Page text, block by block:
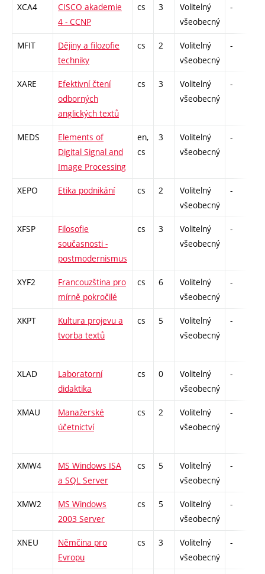
XCA4
CISCO akademie
4 - CCNP
cs 3
Volitelný
všeobecný
-
MFIT
Dějiny a filozofie
techniky
cs 2
Volitelný
všeobecný
-
XARE
Efektivní čtení
odborných
anglických textů
cs 3
Volitelný
všeobecný
-
MEDS
Elements of
Digital Signal and
Image Processing
en,
cs
3
Volitelný
všeobecný
-
XEPO Etika podnikání cs 2
Volitelný
všeobecný
-
XFSP
Filosofie
současnosti -
postmodernismus
cs 3
Volitelný
všeobecný
-
XYF2
Francouzština pro
mírně pokročilé
cs 6
Volitelný
všeobecný
-
XKPT
Kultura projevu a
tvorba textů
cs 5
Volitelný
všeobecný
-
XLAD
Laboratorní
didaktika
cs 0
Volitelný
všeobecný
-
XMAU
Manažerské
účetnictví
cs 2
Volitelný
všeobecný
-
XMW4
MS Windows ISA
a SQL Server
cs 5
Volitelný
všeobecný
-
XMW2
MS Windows
2003 Server
cs 5
Volitelný
všeobecný
-
XNEU
Němčina pro
Evropu
cs 3
Volitelný
všeobecný
-